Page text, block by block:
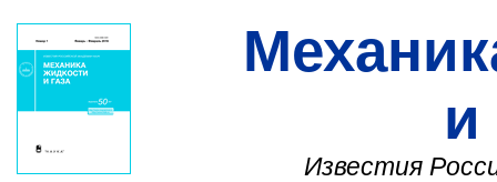
и
Известия